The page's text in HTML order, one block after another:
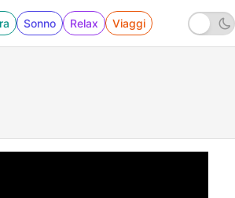
Sonno Relax Viaggi